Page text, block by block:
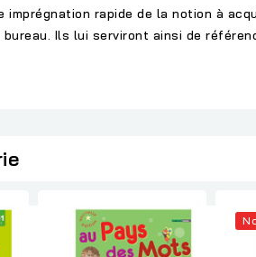
rapide de la notion à
Ils lui serviront ainsi de